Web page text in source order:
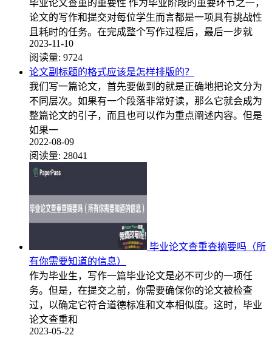
毕业论文查重的重要性 作为毕业阶段的重要环节之一，
论文的写作和提交对每位学生而言都是一项具有挑战性
且耗时的任务。在完成整个写作过程后，最后一步就
2023-11-10
阅读量: 9724
论文副标题的格式应该是怎样排版的？
我们写一篇论文，首先要做到的就是正确地把论文分为
不同层次。如果有一个段落非常好读，那么它就会成为
整篇论文的引子，而且也可以作为重点阐述内容。但是
如果一
2022-08-09
阅读量: 28041
毕业论文查重查摘要吗（所
有你需要知道的信息）
作为毕业生，写作一篇毕业论文是必不可少的一项任
务。但是，在提交之前，你需要确保你的论文被检查
过，以确定它符合道德标准和文本相似度。这时，毕业
论文查重和
2023-05-22